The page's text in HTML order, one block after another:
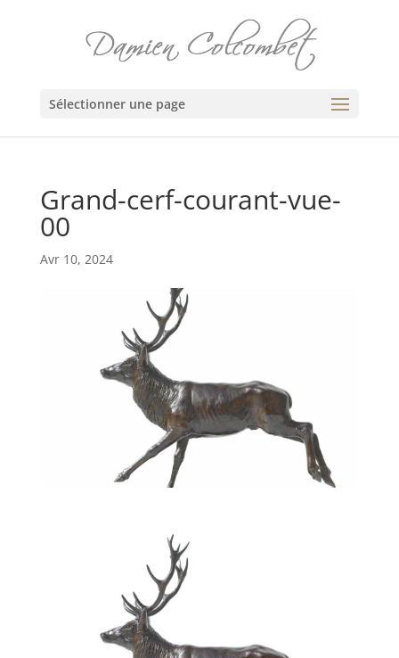
Sélectionner une page
Grand-cerf-courant-vue-
00
Avr 10, 2024